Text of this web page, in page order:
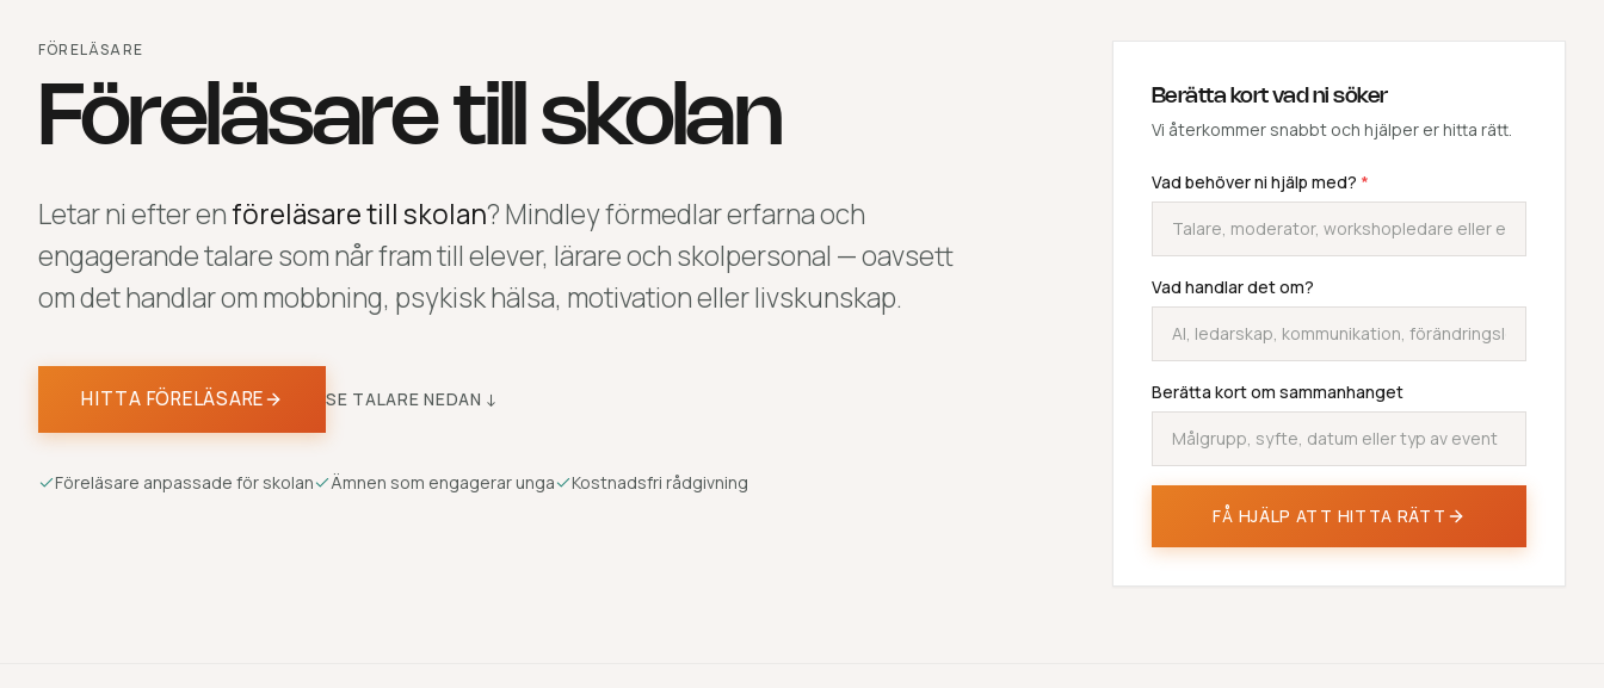
FÖRELÄSARE
Föreläsare till skolan
Letar ni efter enföreläsare till skolan? Mindley förmedlar erfarna och
engagerande talare som når fram till elever, lärare och skolpersonal — oavsett
om det handlar om mobbning, psykisk hälsa, motivation eller livskunskap.
HITTA FÖRELÄSARE SE TALARE NEDAN ↓
Föreläsare anpassade för skolan Ämnen som engagerar unga Kostnadsfri rådgivning
Berätta kort vad ni söker
Vi återkommer snabbt och hjälper er hitta rätt.
Vad behöver ni hjälp med? *
Vad handlar det om?
Berätta kort om sammanhanget
FÅ HJÄLP ATT HITTA RÄTT